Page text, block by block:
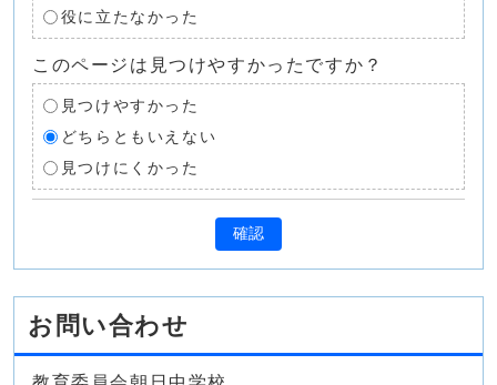
役に立たなかった
このページは見つけやすかったですか？
見つけやすかった
どちらともいえない
見つけにくかった
確認
お問い合わせ